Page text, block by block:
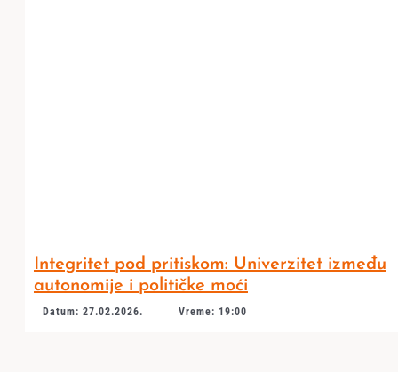
Integritet pod pritiskom: Univerzitet između
autonomije i političke moći
Datum: 27.02.2026. Vreme: 19:00